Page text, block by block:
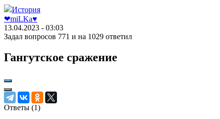
История
❤︎miLKa♥︎
13.04.2023 - 03:03
Задал вопросов 771 и на 1029 ответил
Гангутское сражение
Ответы (1)